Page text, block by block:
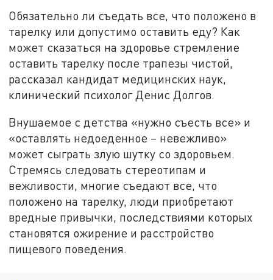
Обязательно ли съедать все, что положено в
тарелку или допустимо оставить еду? Как
может сказаться на здоровье стремление
оставить тарелку после трапезы чистой,
рассказал кандидат медицинских наук,
клинический психолог Денис Долгов.
Внушаемое с детства «нужно съесть все» и
«оставлять недоеденное – невежливо»
может сыграть злую шутку со здоровьем.
Стремясь следовать стереотипам и
вежливости, многие съедают все, что
положено на тарелку, люди приобретают
вредные привычки, последствиями которых
становятся ожирение и расстройство
пищевого поведения.